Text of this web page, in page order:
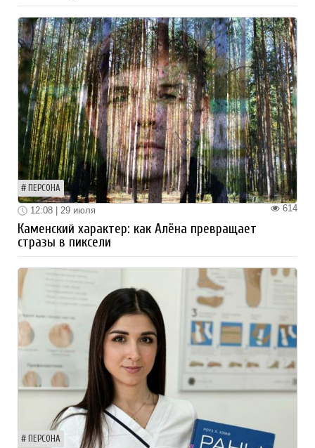
ПЕРСОНА
614
12:08 | 29 июля
Каменский характер: как Алёна превращает
стразы в пиксели
ПЕРСОНА